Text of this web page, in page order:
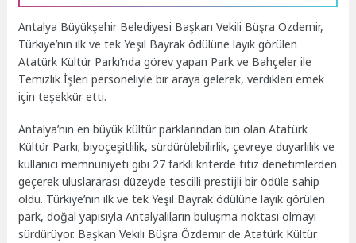
Antalya Büyükşehir Belediyesi Başkan Vekili Büşra Özdemir,
Türkiye’nin ilk ve tek Yeşil Bayrak ödülüne layık görülen
Atatürk Kültür Parkı’nda görev yapan Park ve Bahçeler ile
Temizlik İşleri personeliyle bir araya gelerek, verdikleri emek
için teşekkür etti.
Antalya’nın en büyük kültür parklarından biri olan Atatürk
Kültür Parkı; biyoçeşitlilik, sürdürülebilirlik, çevreye duyarlılık ve
kullanıcı memnuniyeti gibi 27 farklı kriterde titiz denetimlerden
geçerek uluslararası düzeyde tescilli prestijli bir ödüle sahip
oldu. Türkiye’nin ilk ve tek Yeşil Bayrak ödülüne layık görülen
park, doğal yapısıyla Antalyalıların buluşma noktası olmayı
sürdürüyor. Başkan Vekili Büşra Özdemir de Atatürk Kültür